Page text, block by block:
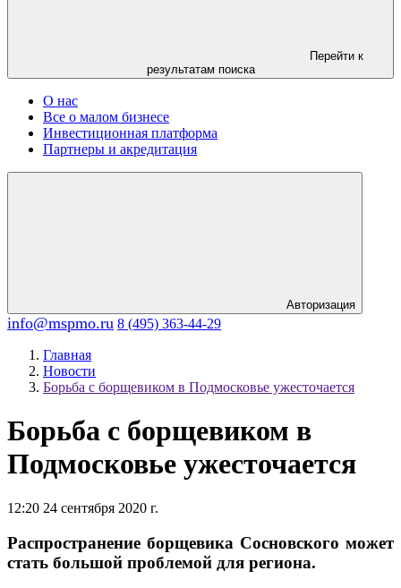
Перейти к
результатам поиска
О нас
Все о малом бизнесе
Инвестиционная платформа
Партнеры и акредитация
Авторизация
info@mspmo.ru 8 (495) 363-44-29
Главная
Новости
Борьба с борщевиком в Подмосковье ужесточается
Борьба с борщевиком в
Подмосковье ужесточается
12:20 24 сентября 2020 г.
Распространение борщевика Сосновского может
стать большой проблемой для региона.